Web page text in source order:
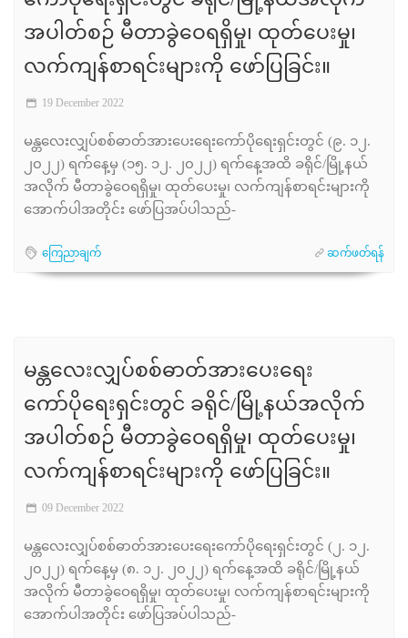
အပါတ်စဉ် မီတာခွဲဝေရရှိမှု၊ ထုတ်ပေးမှု၊
လက်ကျန်စာရင်းများကို ဖော်ပြခြင်း။
19 December 2022
မန္တလေးလျှပ်စစ်ဓာတ်အားပေးရေးကော်ပိုရေးရှင်းတွင် (၉. ၁၂.
၂၀၂၂) ရက်နေ့မှ (၁၅. ၁၂. ၂၀၂၂) ရက်နေ့အထိ ခရိုင်/မြို့နယ်
အလိုက် မီတာခွဲဝေရရှိမှု၊ ထုတ်ပေးမှု၊ လက်ကျန်စာရင်းများကို
အောက်ပါအတိုင်း ဖော်ပြအပ်ပါသည်-
ကြေညာချက် ဆက်ဖတ်ရန်
မန္တလေးလျှပ်စစ်ဓာတ်အားပေးရေး
ကော်ပိုရေးရှင်းတွင် ခရိုင်/မြို့နယ်အလိုက်
အပါတ်စဉ် မီတာခွဲဝေရရှိမှု၊ ထုတ်ပေးမှု၊
လက်ကျန်စာရင်းများကို ဖော်ပြခြင်း။
09 December 2022
မန္တလေးလျှပ်စစ်ဓာတ်အားပေးရေးကော်ပိုရေးရှင်းတွင် (၂. ၁၂.
၂၀၂၂) ရက်နေ့မှ (၈. ၁၂. ၂၀၂၂) ရက်နေ့အထိ ခရိုင်/မြို့နယ်
အလိုက် မီတာခွဲဝေရရှိမှု၊ ထုတ်ပေးမှု၊ လက်ကျန်စာရင်းများကို
အောက်ပါအတိုင်း ဖော်ပြအပ်ပါသည်-